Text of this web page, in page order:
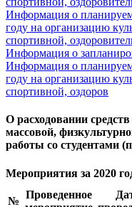
Информация о
году на организацию
спортивной,
Информация о
Информация о
году на организацию
спортивной, оздоров
О расходовании
массовой,
работы со студентами
Мероприятия за 2020
№
Проведенное